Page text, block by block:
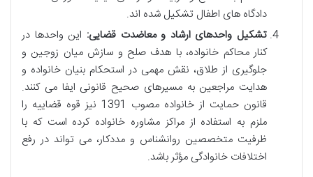
دادگاه های اطفال تشکیل شده اند.
تشکیل واحدهای ارشاد و معاضدت قضایی: این واحدها در
کنار محاکم خانواده، با هدف صلح و سازش میان زوجین و
جلوگیری از طلاق، نقش مهمی در استحکام بنیان خانواده و
هدایت مراجعین به مسیرهای صحیح قانونی ایفا می کنند.
قانون حمایت از خانواده مصوب 1391 نیز قوه قضاییه را
ملزم به استفاده از مراکز مشاوره خانواده کرده است که با
ظرفیت متخصصین روانشناس و مددکار، می تواند در رفع
اختلافات خانوادگی مؤثر باشد.